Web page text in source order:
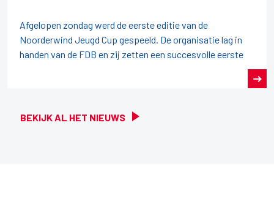
BEKIJK AL HET NIEUWS
Afgelopen zondag werd de eerste editie van de
Noorderwind Jeugd Cup gespeeld. De organisatie lag in
handen van de FDB en zij zetten een succesvolle eerste